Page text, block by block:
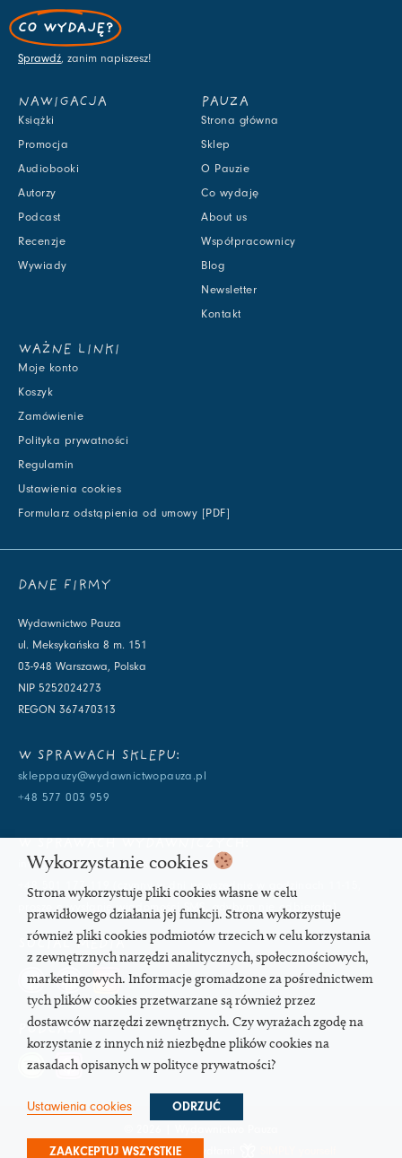
CO WYDAJĘ?
Sprawdź, zanim napiszesz!
NAWIGACJA
Książki
Promocja
Audiobooki
Autorzy
Podcast
Recenzje
Wywiady
PAUZA
Strona główna
Sklep
O Pauzie
Co wydaję
About us
Współpracownicy
Blog
Newsletter
Kontakt
WAŻNE LINKI
Moje konto
Koszyk
Zamówienie
Polityka prywatności
Regulamin
Ustawienia cookies
Formularz odstąpienia od umowy [PDF]
DANE FIRMY
Wydawnictwo Pauza
ul. Meksykańska 8 m. 151
03-948 Warszawa, Polska
NIP 5252024273
REGON 367470313
W SPRAWACH SKLEPU:
skleppauzy@wydawnictwopauza.pl
+48 577 003 959
info@wydawnictwopauza.pl
+48 501 177 119 (czynny w dni powszednie w godzinach 11-15,
proszę o wysłanie wiadomości SMS, gdybym nie odbierała)
SOCIAL MEDIA
PODCAST
Strona pod troskliwymi skrzydłami
Wykorzystanie cookies
Strona wykorzystuje pliki cookies własne w celu
prawidłowego działania jej funkcji. Strona wykorzystuje
również pliki cookies podmiotów trzecich w celu korzystania
z zewnętrznych narzędzi analitycznych, społecznościowych,
marketingowych. Informacje gromadzone za pośrednictwem
tych plików cookies przetwarzane są również przez
dostawców narzędzi zewnętrznych. Czy wyrażach zgodę na
korzystanie z innych niż niezbędne plików cookies na
zasadach opisanych w polityce prywatności?
Ustawienia cookies ODRZUĆ
ZAAKCEPTUJ WSZYSTKIE